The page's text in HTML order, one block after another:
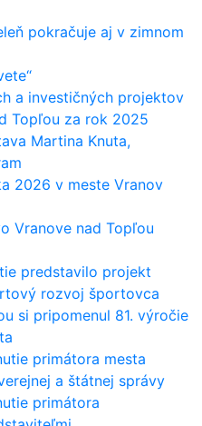
pokračuje aj v zimnom
a investičných projektov
Topľou za rok 2025
Martina Knuta,
2026 v meste Vranov
Vranove nad Topľou
predstavilo projekt
rozvoj športovca
si pripomenul 81. výročie
primátora mesta
a štátnej správy
primátora